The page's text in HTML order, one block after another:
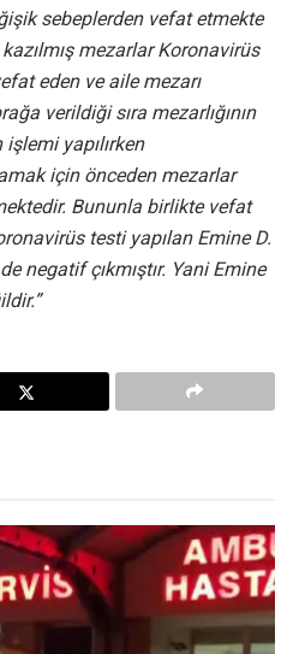
sebeplerden vefat etmekte
mezarlar Koronavirüs
eden ve aile mezarı
verildiği sıra mezarlığının
yapılırken
için önceden mezarlar
Bununla birlikte vefat
testi yapılan Emine D.
negatif çıkmıştır. Yani Emine